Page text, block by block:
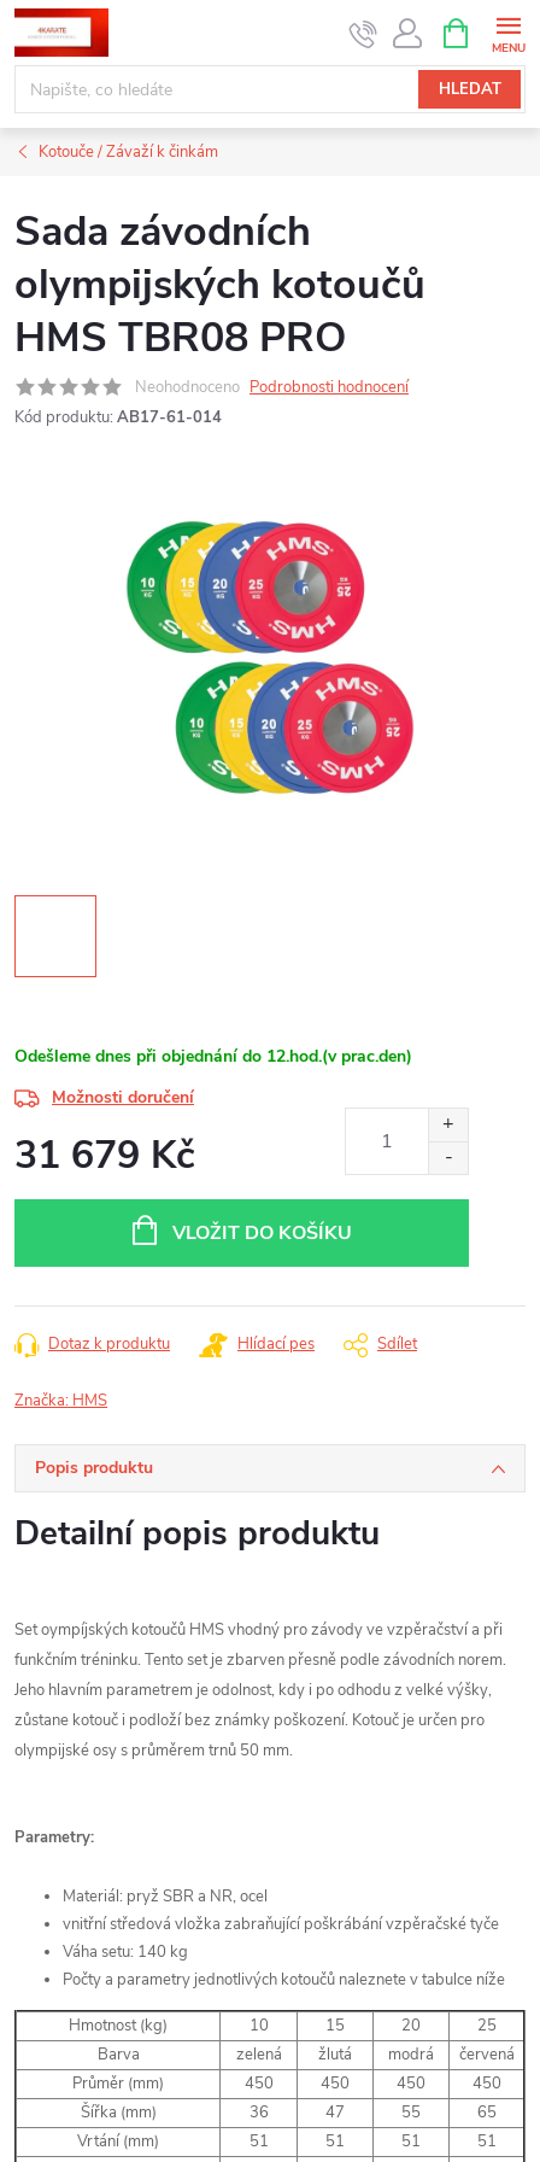
Přejít
na
obsah
HLEDAT
NÁKUPNÍ
KOŠÍK
Kotouče / Závaží k činkám
Sada závodních
olympijských kotoučů
HMS TBR08 PRO
Neohodnoceno Podrobnosti hodnocení
Kód produktu: AB17-61-014
Odešleme dnes při objednání do 12.hod.(v prac.den)
Možnosti doručení
31 679 Kč
VLOŽIT DO KOŠÍKU
Dotaz k produktu Hlídací pes Sdílet
Značka: HMS
Popis produktu
Detailní popis produktu
Set oympíjských kotoučů HMS vhodný pro závody ve vzpěračství a při
funkčním tréninku. Tento set je zbarven přesně podle závodních norem.
Jeho hlavním parametrem je odolnost, kdy i po odhodu z velké výšky,
zůstane kotouč i podloží bez známky poškození. Kotouč je určen pro
olympijské osy s průměrem trnů 50 mm.
Parametry:
Materiál: pryž SBR a NR, ocel
vnitřní středová vložka zabraňující poškrábání vzpěračské tyče
Váha setu: 140 kg
Počty a parametry jednotlivých kotoučů naleznete v tabulce níže
Hmotnost (kg) 10 15 20
25
Barva
zelená žlutá modrá
červená
Průměr (mm)
450 450 450
450
Šířka (mm)
36 47 55
65
Vrtání (mm)
51 51 51
51